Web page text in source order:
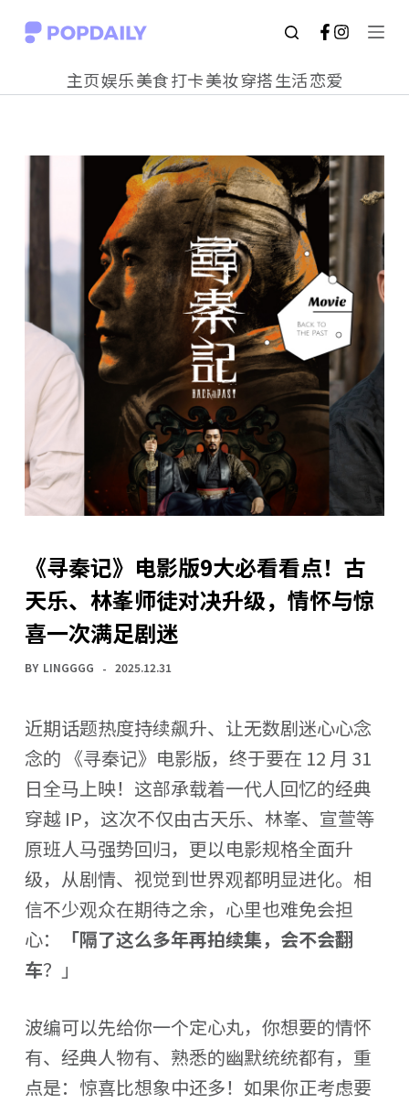
S
n
e
主页娱乐美食打卡美妆穿搭生活恋爱
《寻秦记》电影版9大必看看点！古
天乐、林峯师徒对决升级，情怀与惊
喜一次满足剧迷
BY LINGGGG 2025.12.31
近期话题热度持续飙升、让无数剧迷心心念
念的 《寻秦记》电影版，终于要在 12 月 31
日全马上映！这部承载着一代人回忆的经典
穿越 IP，这次不仅由古天乐、林峯、宣萱等
原班人马强势回归，更以电影规格全面升
级，从剧情、视觉到世界观都明显进化。相
信不少观众在期待之余，心里也难免会担
心：
「隔了这么多年再拍续集，会不会翻
车？」
波编可以先给你一个定心丸，你想要的情怀
有、经典人物有、熟悉的幽默统统都有，重
点是：惊喜比想象中还多！如果你正考虑要